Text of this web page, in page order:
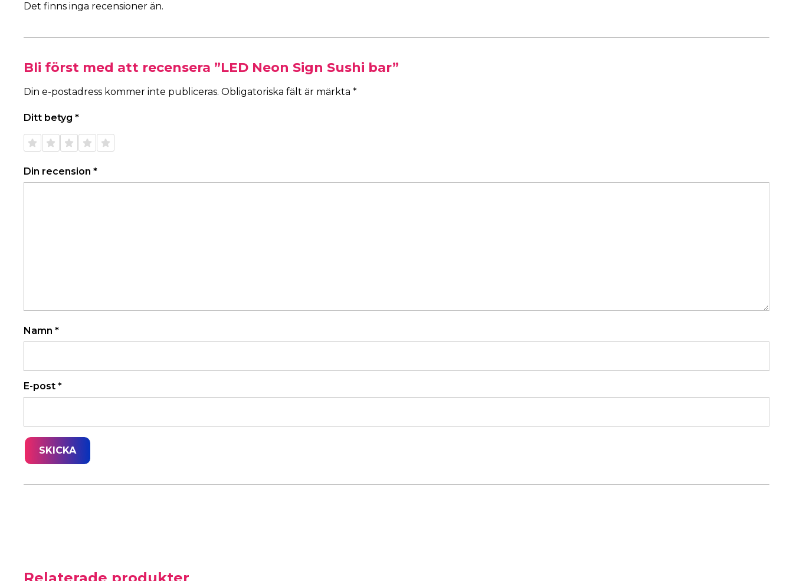
Det finns inga recensioner än.
Bli först med att recensera ”LED Neon Sign Sushi bar”
Din e-postadress kommer inte publiceras. Obligatoriska fält är märkta *
Ditt betyg *
1 av 5
stjärnor
2 av 5
stjärnor
3 av 5
stjärnor
4 av 5
stjärnor
5 av 5
stjärnor
Din recension *
Namn *
E-post *